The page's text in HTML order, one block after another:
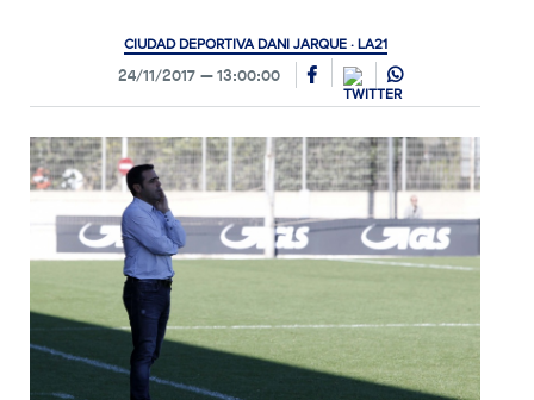
CIUDAD DEPORTIVA DANI JARQUE · LA21
24/11/2017 13:00:00